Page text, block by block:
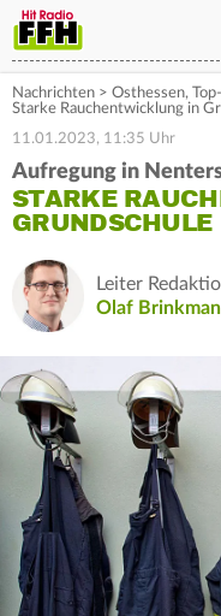
Nachrichten > Osthessen,
Starke Rauchentwicklung in
11.01.2023, 11:35 Uhr
Aufregung in
STARKE
GRUNDSCHULE
Leiter
Olaf